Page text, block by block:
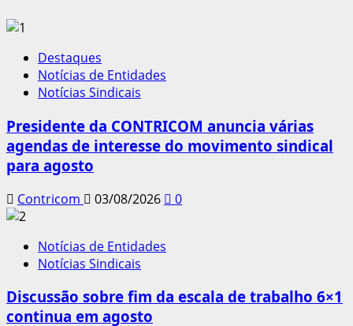
Destaques
Notícias de Entidades
Notícias Sindicais
Presidente da CONTRICOM anuncia várias
agendas de interesse do movimento sindical
para agosto
Contricom 03/08/2026 0
Notícias de Entidades
Notícias Sindicais
Discussão sobre fim da escala de trabalho 6×1
continua em agosto